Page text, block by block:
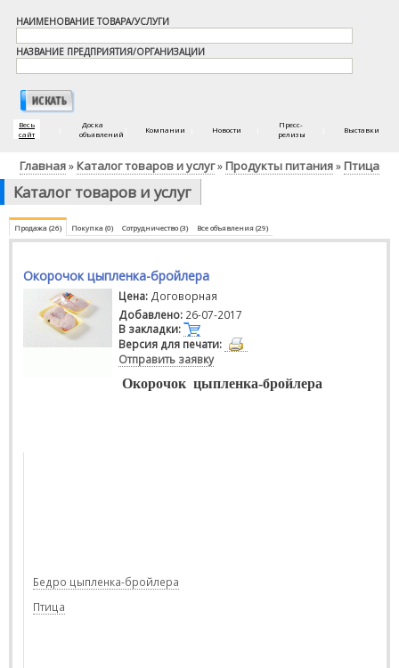
НАИМЕНОВАНИЕ ТОВАРА/УСЛУГИ
НАЗВАНИЕ ПРЕДПРИЯТИЯ/ОРГАНИЗАЦИИ
Весь
сайт
Доска
объявлений
Компании Новости
Пресс-
релизы
Выставки
Главная» Каталог товаров и услуг» Продукты питания» Птица
Каталог товаров и услуг
Продажа (26) Покупка (0) Сотрудничество (3) Все объявления (29)
Окорочок цыпленка-бройлера
Цена: Договорная
Добавлено: 26-07-2017
В закладки:
Версия для печати:
Отправить заявку
Окорочок цыпленка-бройлера
Бедро цыпленка-бройлера
Птица